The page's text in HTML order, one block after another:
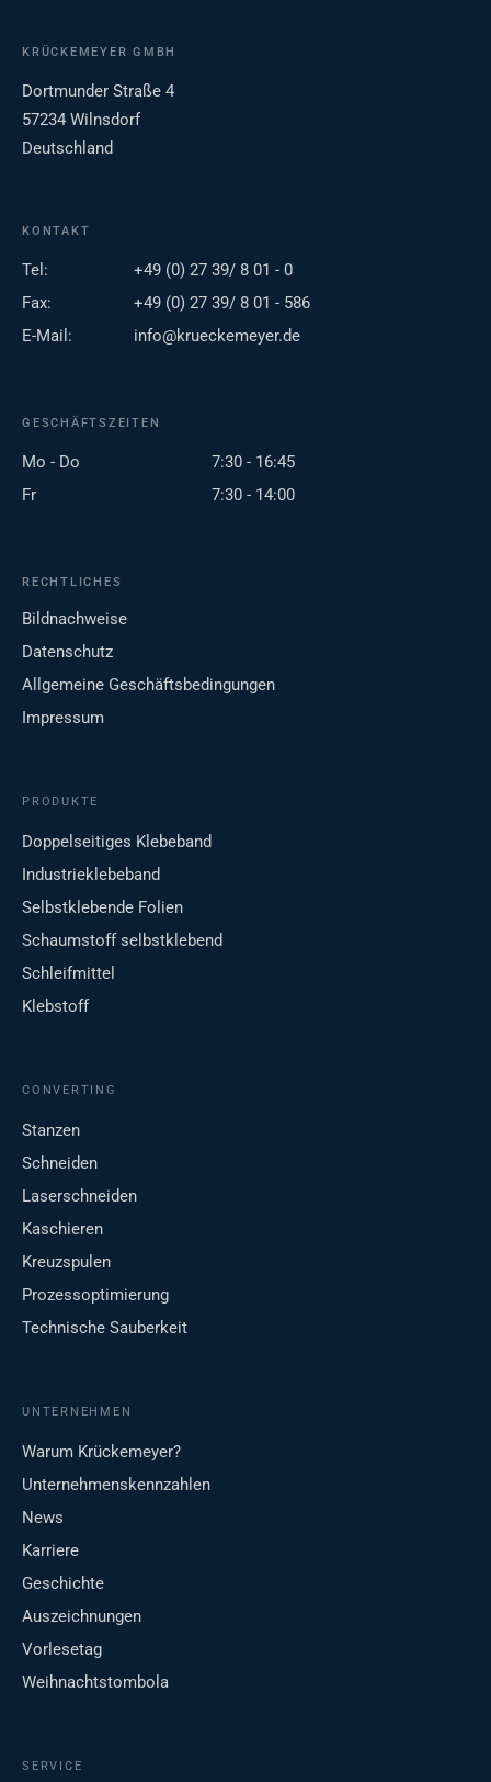
KRÜCKEMEYER GMBH
Dortmunder Straße 4
57234 Wilnsdorf
Deutschland
KONTAKT
Tel:
+49 (0) 27 39/ 8 01 - 0
Fax:
+49 (0) 27 39/ 8 01 - 586
E-Mail:
info@krueckemeyer.de
GESCHÄFTSZEITEN
Mo - Do
7:30 - 16:45
Fr
7:30 - 14:00
RECHTLICHES
Bildnachweise
Datenschutz
Allgemeine Geschäftsbedingungen
Impressum
PRODUKTE
Doppelseitiges Klebeband
Industrieklebeband
Selbstklebende Folien
Schaumstoff selbstklebend
Schleifmittel
Klebstoff
CONVERTING
Stanzen
Schneiden
Laserschneiden
Kaschieren
Kreuzspulen
Prozessoptimierung
Technische Sauberkeit
UNTERNEHMEN
Warum Krückemeyer?
Unternehmenskennzahlen
News
Karriere
Geschichte
Auszeichnungen
Vorlesetag
Weihnachtstombola
SERVICE